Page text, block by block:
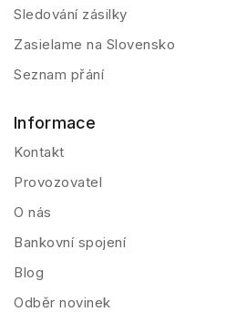
Sledování zásilky
Zasielame na Slovensko
Seznam přání
Informace
Kontakt
Provozovatel
O nás
Bankovní spojení
Blog
Odběr novinek